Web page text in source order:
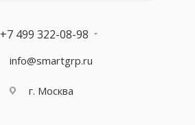
+7 499 322-08-98
info@smartgrp.ru
г. Москва